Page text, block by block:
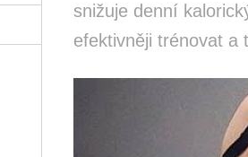
snižuje denní
efektivněji trénovat a